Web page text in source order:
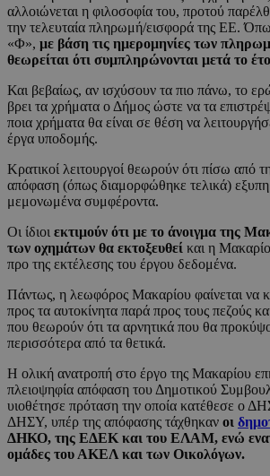
αλλοιώνεται η φιλοσοφία του, προτού
την τελευταία πληρωμή/εισφορά της ΕΕ.
«Φ», με βάση τις ημερομηνίες των
θεωρείται ότι συμπληρώνονται μετά το
Και βεβαίως, αν ισχύσουν τα πιο πάνω, το
βρει τα χρήματα ο Δήμος ώστε να τα
ποια χρήματα θα είναι σε θέση να
έργα υποδομής.
Κρατικοί λειτουργοί θεωρούν ότι πίσω από
απόφαση (όπως διαμορφώθηκε τελικά)
μεμονωμένα συμφέροντα.
Οι ίδιοι εκτιμούν ότι με το άνοιγμα της
των οχημάτων θα εκτοξευθεί και η
προ της εκτέλεσης του έργου δεδομένα.
Πάντως, η λεωφόρος Μακαρίου φαίνεται να
προς τα αυτοκίνητα παρά προς τους πεζούς
που θεωρούν ότι τα αρνητικά που θα
περισσότερα από τα θετικά.
Η ολική ανατροπή στο έργο της Μακαρίου
πλειοψηφία απόφαση του Δημοτικού
υιοθέτησε πρόταση την οποία κατέθεσε ο
ΔΗΣΥ, υπέρ της απόφασης τάχθηκαν οι
ΔΗΚΟ, της ΕΔΕΚ και του ΕΛΑΜ, ενώ
ομάδες του ΑΚΕΛ και των Οικολόγων.